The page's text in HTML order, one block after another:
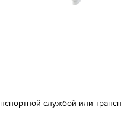
службой или